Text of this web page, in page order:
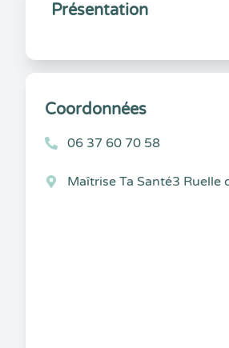
Présentation
Coordonnées
06 37 60 70 58
Maîtrise Ta Santé3